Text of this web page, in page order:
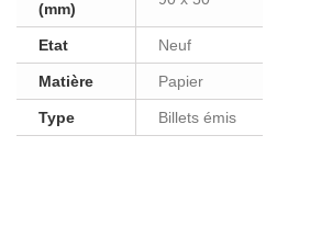
(mm)
Etat Neuf
Matière Papier
Type Billets émis